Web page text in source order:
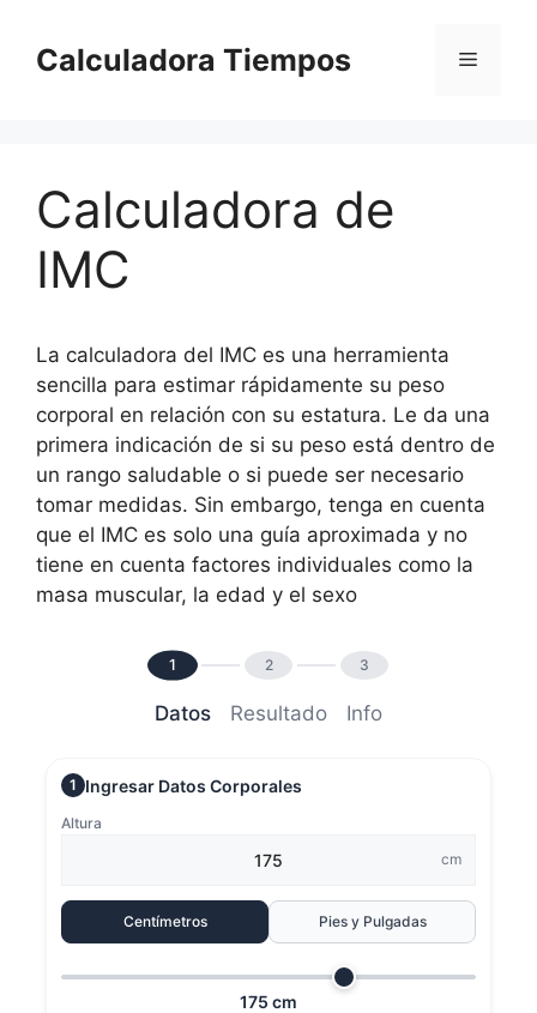
contenido
Calculadora Tiempos Menú
Calculadora de
IMC
La calculadora del IMC es una herramienta
sencilla para estimar rápidamente su peso
corporal en relación con su estatura. Le da una
primera indicación de si su peso está dentro de
un rango saludable o si puede ser necesario
tomar medidas. Sin embargo, tenga en cuenta
que el IMC es solo una guía aproximada y no
tiene en cuenta factores individuales como la
masa muscular, la edad y el sexo
1 2 3
Datos Resultado Info
1 Ingresar Datos Corporales
Altura
cm
Centímetros Pies y Pulgadas
175 cm